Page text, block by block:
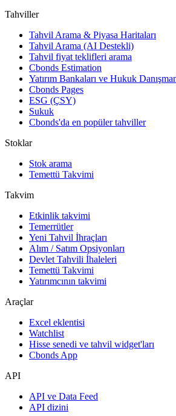
Tahviller
Tahvil Arama & Piyasa Haritaları
Tahvil Arama (AI Destekli)
Tahvil fiyat teklifleri arama
Cbonds Estimation
Yatırım Bankaları ve Hukuk
Cbonds Pages
ESG (ÇSY)
Sukuk
Cbonds'da en popüler tahviller
Stoklar
Stok arama
Temettü Takvimi
Takvim
Etkinlik takvimi
Temerrütler
Yeni Tahvil İhraçları
Alım / Satım Opsiyonları
Devlet Tahvili İhaleleri
Temettü Takvimi
Yatırımcının takvimi
Araçlar
Excel eklentisi
Watchlist
Hisse senedi ve tahvil widget'ları
Cbonds App
API
API ve Data Feed
API dizini